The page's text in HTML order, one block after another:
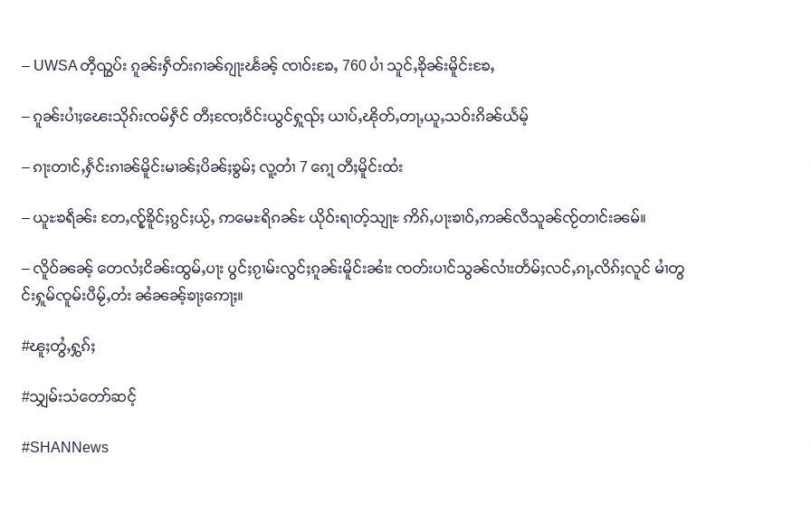
– UWSA တီ့ၺွပ်း ၵူၼ်းႁဵတ်းၵၢၼ်ၵျႃးၽႅၼ့် ၸၢဝ်းၶႄႇ 760 ပၢႆ သူင်ႇၶိုၼ်းမိူင်းၶႄႇ
– ၵူၼ်းပၢႆႈၽေးသိုၵ်းၸမ်ႁဵင် တီႈၸႄႈဝဵင်းယွင်ႁူၺ်ႈ ယၢပ်ႇၽိုတ်ႇတႃႇယူႇသဝ်းၵိၼ်ယႅမ့်
– ၵႃးတၢင်ႇႁႅင်းၵၢၼ်မိူင်းမၢၼ်ႈပိၼ်ႈၶွမ်ႈ လူ့တၢႆ 7 ၵေႃ့ တီႈမိူင်းထႆး
– ယူႊၶရဵၼ်း တႄႇၸႂ့်ၶိူင်ႈၵွင်ႈယႂ်ႇ ဢမေႊရိၵၼ်ႊ ယိုဝ်းရၢတ့်သျႃႊ ဢိၵ်ႇပႃးၶၢဝ်ႇဢၼ်လီသူၼ်ၸႂ်တၢင်းၼမ်။
– လိူဝ်ၼၼ့် တေလႆႈငိၼ်းထွမ်ႇပႃး ပွင်ႈၵႂၢမ်းလွင်ႈၵူၼ်းမိူင်းၼၢႆး ၸတ်းပၢင်သွၼ်လၢႆးတႅမ်ႈလင်ႇၵႃႇလိၵ်ႈလူင် မၢႆတွ
င်းႁူမ်ၸူမ်းပီမႂ်ႇတႆး ၼႆၼၼ့်ၶႃႈဢေႃႈ။
#ၽူႈတွႆႇႁွၵ်ႈ
#သျှမ်းသံတော်ဆင့်
#SHANNews